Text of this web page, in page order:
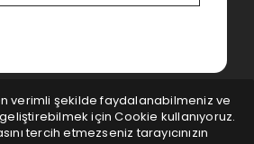
verimli şekilde faydalanabilmeniz ve
için Cookie kullanıyoruz.
tercih etmezseniz tarayıcınızın